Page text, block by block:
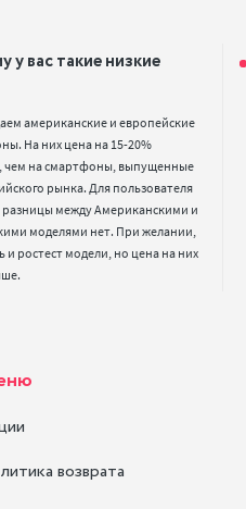
у вас такие низкие
американские и европейские
На них цена на 15-20%
чем на смартфоны, выпущенные
рынка. Для пользователя
разницы между Американскими и
моделями нет. При желании,
и ростест модели, но цена на них
возврата